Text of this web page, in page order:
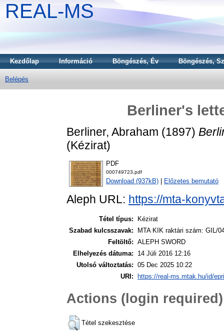
REAL-MS
Kezdőlap Információ Böngészés, Év Böngészés,
Belépés
Berliner's
Berliner, Abraham (1897)
(Kézirat)
PDF
000749723.pdf
Download (937kB) Előzetes bemutató
Aleph URL: https://mta-
Tétel típus:
Kézirat
Szabad kulcsszavak:
MTA KIK raktári szám: GIL/
Feltöltő: ALEPH SWORD
Elhelyezés dátuma:
14 Júli 2016 12:16
Utolsó változtatás: 05 Dec 2025 10:22
URI:
https://real-ms.mtak.hu/id/
Actions (login required)
Tétel szekesztése